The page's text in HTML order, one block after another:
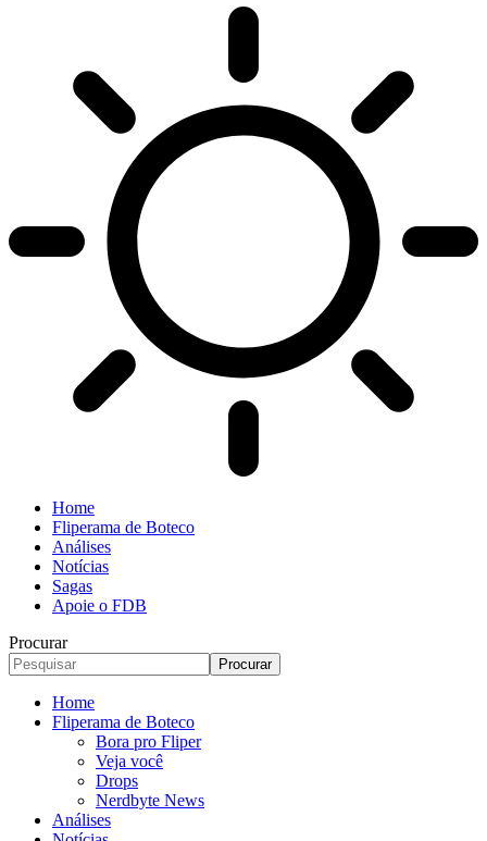
Home
Fliperama de Boteco
Análises
Notícias
Sagas
Apoie o FDB
Procurar
Home
Fliperama de Boteco
Bora pro Fliper
Veja você
Drops
Nerdbyte News
Análises